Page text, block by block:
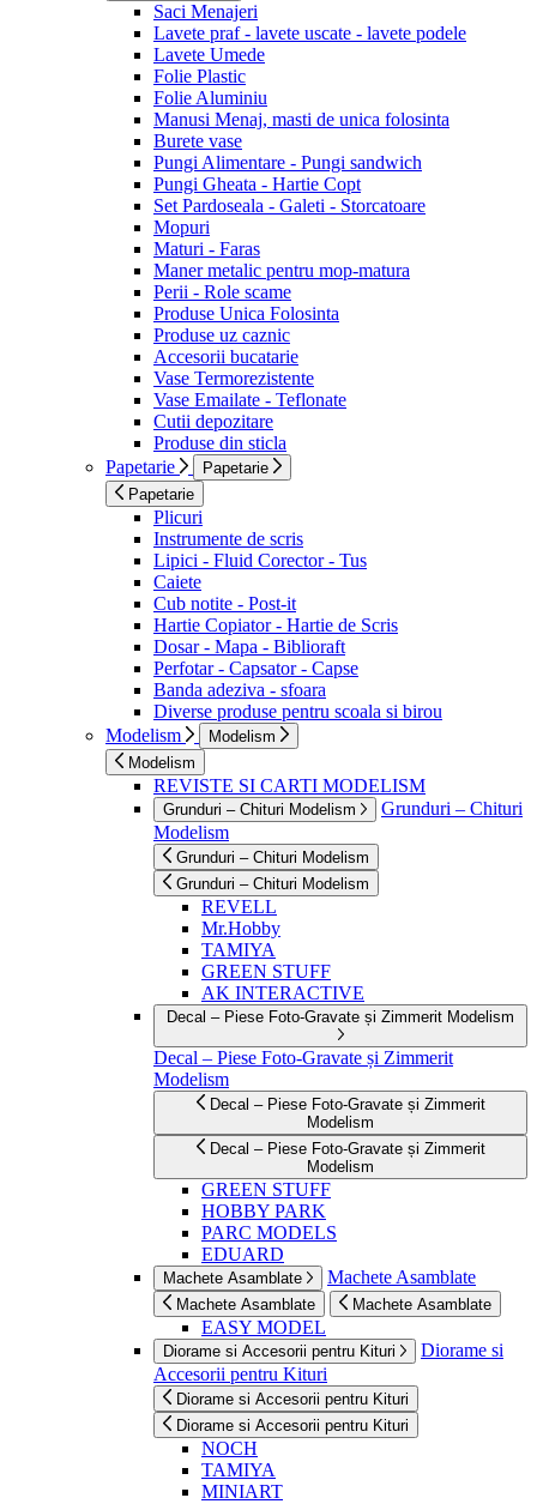
Saci Menajeri
Lavete praf - lavete uscate - lavete podele
Lavete Umede
Folie Plastic
Folie Aluminiu
Manusi Menaj, masti de unica folosinta
Burete vase
Pungi Alimentare - Pungi sandwich
Pungi Gheata - Hartie Copt
Set Pardoseala - Galeti - Storcatoare
Mopuri
Maturi - Faras
Maner metalic pentru mop-matura
Perii - Role scame
Produse Unica Folosinta
Produse uz caznic
Accesorii bucatarie
Vase Termorezistente
Vase Emailate - Teflonate
Cutii depozitare
Produse din sticla
Papetarie
Papetarie
Papetarie
Plicuri
Instrumente de scris
Lipici - Fluid Corector - Tus
Caiete
Cub notite - Post-it
Hartie Copiator - Hartie de Scris
Dosar - Mapa - Biblioraft
Perfotar - Capsator - Capse
Banda adeziva - sfoara
Diverse produse pentru scoala si birou
Modelism
Modelism
Modelism
REVISTE SI CARTI MODELISM
Grunduri – Chituri Modelism
Grunduri – Chituri
Modelism
Grunduri – Chituri Modelism
Grunduri – Chituri Modelism
REVELL
Mr.Hobby
TAMIYA
GREEN STUFF
AK INTERACTIVE
Decal – Piese Foto-Gravate și Zimmerit Modelism
Decal – Piese Foto-Gravate și Zimmerit
Modelism
Decal – Piese Foto-Gravate și Zimmerit
Modelism
Decal – Piese Foto-Gravate și Zimmerit
Modelism
GREEN STUFF
HOBBY PARK
PARC MODELS
EDUARD
Machete Asamblate Machete Asamblate
Machete Asamblate Machete Asamblate
EASY MODEL
Diorame si Accesorii pentru Kituri
Diorame si
Accesorii pentru Kituri
Diorame si Accesorii pentru Kituri
Diorame si Accesorii pentru Kituri
NOCH
TAMIYA
MINIART